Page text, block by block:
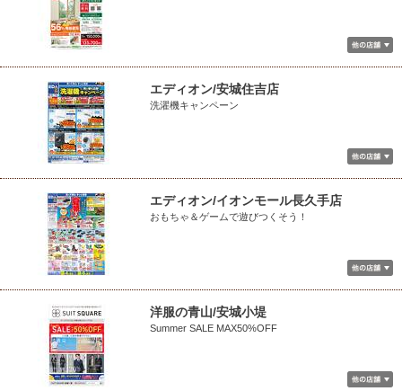
エディオン/安城住吉店
洗濯機キャンペーン
エディオン/イオンモール長久手店
おもちゃ＆ゲームで遊びつくそう！
洋服の青山/安城小堤
Summer SALE MAX50%OFF